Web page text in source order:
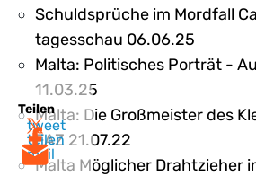
Teilen
tweet
teilen
mail
Schuldsprüche im Mordfall
tagesschau 06.06.25
Malta: Politisches Porträt -
11.03.25
Malta: Die Großmeister des
FAZ 21.07.22
Malta Möglicher Drahtzieher